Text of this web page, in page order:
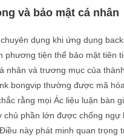
và bảo mật cá nhân
dụng khi ứng dụng
phương tiện thể bảo mật tiên
nhân và trương mục của
bongvip thường được mã
rằng mọi Ác liệu luận bàn
chủ phần lớn được chống ngự
này phát minh quan trọng